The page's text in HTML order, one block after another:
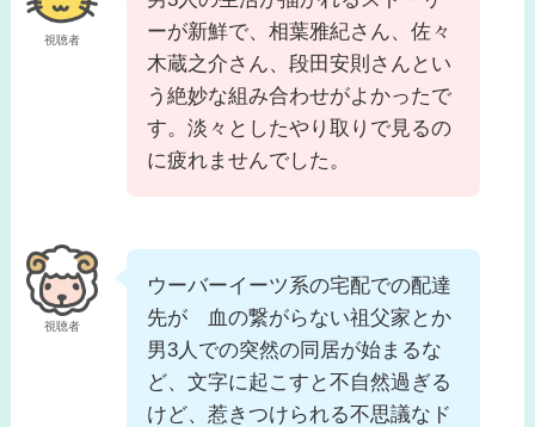
視聴者
ーが新鮮で、相葉雅紀さん、佐々
木蔵之介さん、段田安則さんとい
う絶妙な組み合わせがよかったで
す。淡々としたやり取りで見るの
に疲れませんでした。
視聴者
ウーバーイーツ系の宅配での配達
先が 血の繋がらない祖父家とか
男3人での突然の同居が始まるな
ど、文字に起こすと不自然過ぎる
けど、惹きつけられる不思議なド